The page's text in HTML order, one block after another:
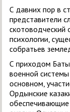
С давних пор в
представители
скотоводческий
психологии,
собратьев
С приходом
военной
основном,
Ордынские
обеспечивающие